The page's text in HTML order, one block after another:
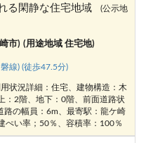
る閑静な住宅地域
(公示地
市) (用途地域 住宅地)
磐線) (徒歩47.5分)
状況詳細：住宅、建物構造：木
：2階、地下：0階、前面道路状
路の幅員：6m、最寄駅：龍ケ崎
ぺい率；50％、容積率：100％